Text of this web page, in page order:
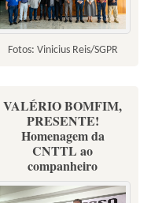
Fotos: Vinicius Reis/SGPR
VALÉRIO BOMFIM,
PRESENTE!
Homenagem da
CNTTL ao
companheiro